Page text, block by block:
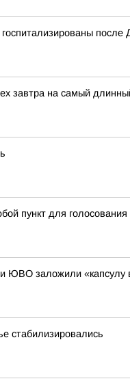
после
завтра на самый
пункт для голосования
ЮВО заложили «капсулу
стабилизировались